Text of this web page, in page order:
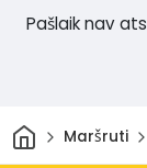
Pašlaik nav
Sākums
Maršruti